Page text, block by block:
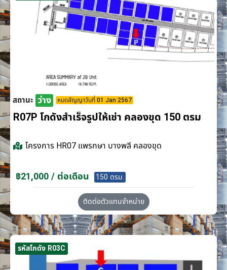
สถานะ ว่าง หมดสัญญาวันที่ 01 Jan 2567
R07P โกดังสำเร็จรูปให้เช่า คลองขุด 150 ตรม
โครงการ HR07 แพรกษา บางพลี คลองขุด
฿21,000 / ต่อเดือน 150 ตรม.
ติดต่อตัวแทนจำหน่าย
รหัสโกดัง R03C